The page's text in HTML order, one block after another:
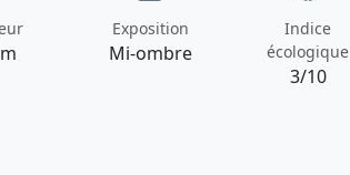
Exposition
Mi-ombre
Indice
écologique
3/10